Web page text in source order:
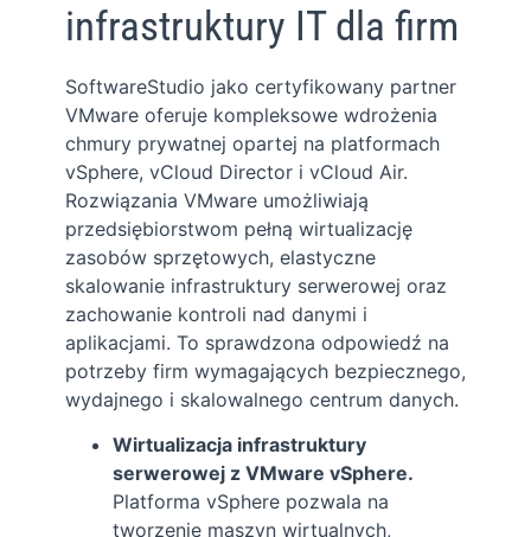
infrastruktury IT dla firm
SoftwareStudio jako certyfikowany partner
VMware oferuje kompleksowe wdrożenia
chmury prywatnej opartej na platformach
vSphere, vCloud Director i vCloud Air.
Rozwiązania VMware umożliwiają
przedsiębiorstwom pełną wirtualizację
zasobów sprzętowych, elastyczne
skalowanie infrastruktury serwerowej oraz
zachowanie kontroli nad danymi i
aplikacjami. To sprawdzona odpowiedź na
potrzeby firm wymagających bezpiecznego,
wydajnego i skalowalnego centrum danych.
Wirtualizacja infrastruktury
serwerowej z VMware vSphere.
Platforma vSphere pozwala na
tworzenie maszyn wirtualnych,